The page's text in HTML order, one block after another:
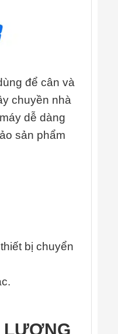
để cân và
chuyền nhà
dễ dàng
sản phẩm
bị chuyển
LƯỢNG